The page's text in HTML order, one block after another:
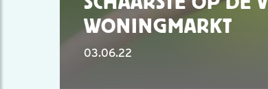
WONINGMARKT
03.06.22